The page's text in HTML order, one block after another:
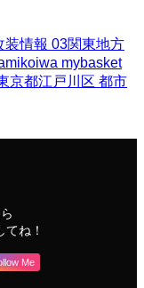
装情報 03関東地方
mybasket
京都江戸川区 都市
ね！
Me